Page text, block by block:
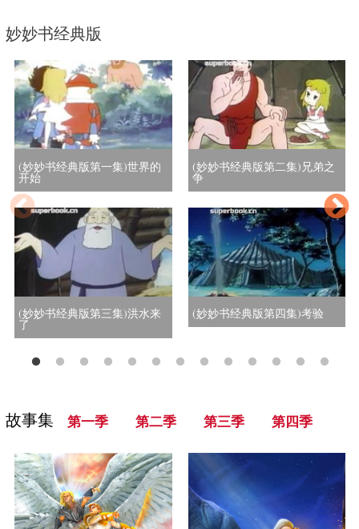
妙妙书经典版
(妙妙书经典版第一集)世界的
开始
(妙妙书经典版第二集)兄弟之
争
(妙妙书经典版第三集)洪水来
了
(妙妙书经典版第四集)考验
故事集 第一季 第二季 第三季 第四季